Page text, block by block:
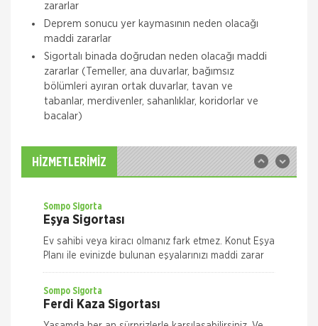
zararlar
Deprem sonucu yer kaymasının neden olacağı
maddi zararlar
Sigortalı binada doğrudan neden olacağı maddi
zararlar (Temeller, ana duvarlar, bağımsız
bölümleri ayıran ortak duvarlar, tavan ve
tabanlar, merdivenler, sahanlıklar, koridorlar ve
bacalar)
HİZMETLERİMİZ
Quick Sigorta
Zorunlu Deprem Sigortası
Zorunlu Deprem Sigortanız ile depremin neden
olacağı maddi zararlar ile deprem sonucu meydana
gelecek yangın, patlama, tsunami ve yer kayması
hasarlarını teminat altına almak istiyorsanız Das
Sompo Sigorta
İş Yeriniz Sompo Japan ile Güvence Altında! İş Yeri
Sompo Sigorta
Eşya Sigortası
Ev sahibi veya kiracı olmanız fark etmez. Konut Eşya
Planı ile evinizde bulunan eşyalarınızı maddi zarar
ve risklere karşı size en uygun plan alternatifini
Sompo Sigorta
Ferdi Kaza Sigortası